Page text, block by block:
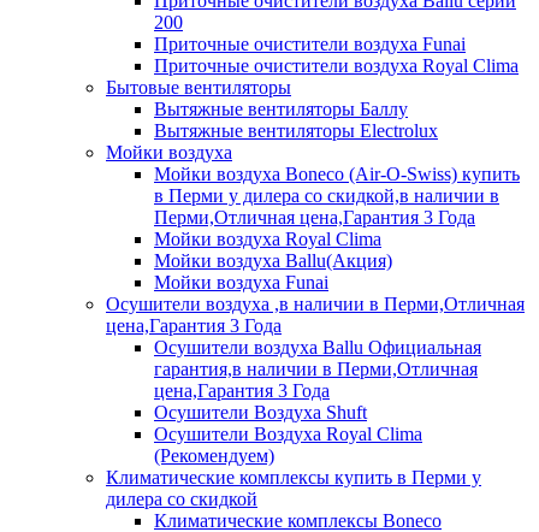
200
Приточные очистители воздуха Funai
Приточные очистители воздуха Royal Clima
Бытовые вентиляторы
Вытяжные вентиляторы Баллу
Вытяжные вентиляторы Electrolux
Мойки воздуха
Мойки воздуха Boneco (Air-O-Swiss) купить
в Перми у дилера со скидкой,в наличии в
Перми,Отличная цена,Гарантия 3 Года
Мойки воздуха Royal Clima
Мойки воздуха Ballu(Акция)
Мойки воздуха Funai
Осушители воздуха ,в наличии в Перми,Отличная
цена,Гарантия 3 Года
Осушители воздуха Ballu Официальная
гарантия,в наличии в Перми,Отличная
цена,Гарантия 3 Года
Осушители Воздуха Shuft
Осушители Воздуха Royal Clima
(Рекомендуем)
Климатические комплексы купить в Перми у
дилера со скидкой
Климатические комплексы Boneсo